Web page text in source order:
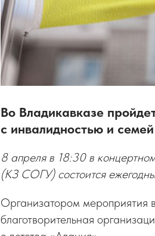
Во Владикавказе
с инвалидностью и
8 апреля в 18:30 в
(КЗ СОГУ) состоится
Организатором мероприятия
благотворительная